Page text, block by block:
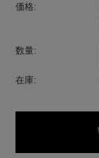
価格:
数量:
在庫: